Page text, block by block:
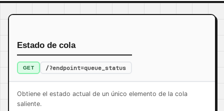
Estado de cola
GET /?endpoint=queue_status
Obtiene el estado actual de un único elemento de la cola
saliente.